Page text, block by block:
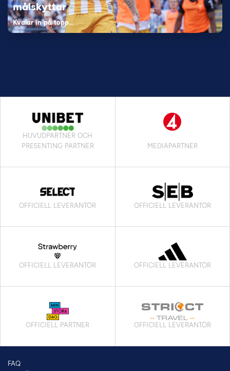
målskyttar
Kvalar in på topp…
HUVUDPARTNER OCH
PRESENTING PARTNER
MEDIAPARTNER
OFFICIELL LEVERANTÖR OFFICIELL LEVERANTÖR
OFFICIELL LEVERANTÖR OFFICIELL LEVERANTÖR
OFFICIELL PARTNER OFFICIELL LEVERANTÖR
FAQ